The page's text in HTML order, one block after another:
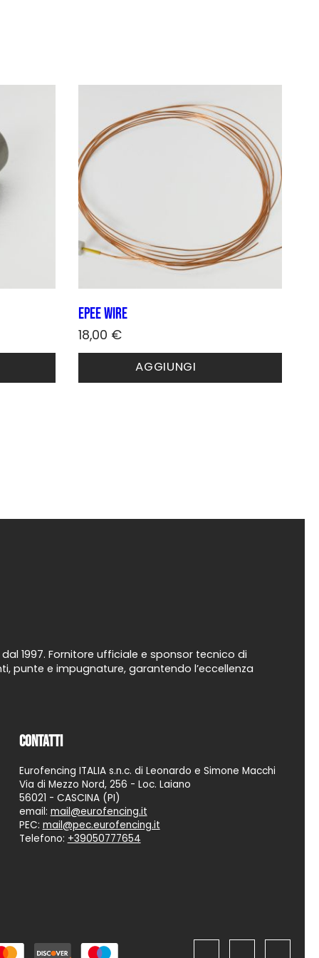
Epee wire
18,00 €
AGGIUNGI
1997. Fornitore ufficiale e sponsor tecnico di
punte e impugnature, garantendo l’eccellenza
Contatti
Eurofencing ITALIA s.n.c. di Leonardo e Simone Macchi
Via di Mezzo Nord, 256 - Loc. Laiano
56021 - CASCINA (PI)
email: mail@eurofencing.it
PEC: mail@pec.eurofencing.it
Telefono: +39050777654